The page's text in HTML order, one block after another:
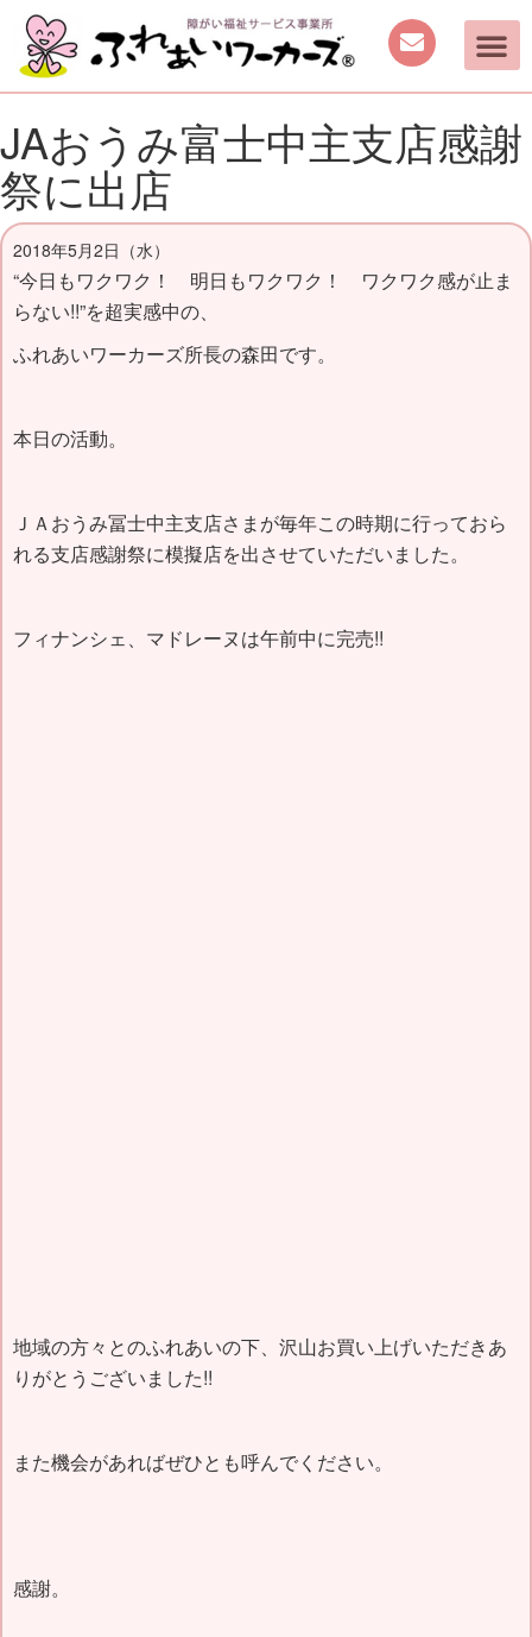
JAおうみ富士中主支店感謝
祭に出店
2018年5月2日（水）
“今日もワクワク！ 明日もワクワク！ ワクワク感が止ま
らない!!”を超実感中の、
ふれあいワーカーズ所長の森田です。
本日の活動。
ＪＡおうみ冨士中主支店さまが毎年この時期に行っておら
れる支店感謝祭に模擬店を出させていただいました。
フィナンシェ、マドレーヌは午前中に完売!!
地域の方々とのふれあいの下、沢山お買い上げいただきあ
りがとうございました!!
また機会があればぜひとも呼んでください。
感謝。